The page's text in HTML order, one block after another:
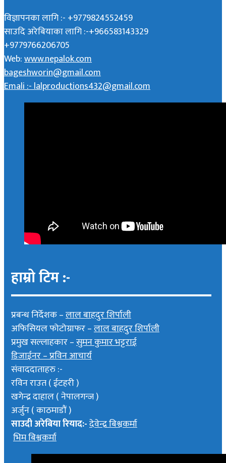
विज्ञापनका लागि :- +9779824552459
साउदि अरेबियाका लागि :-+966583143329
+9779766206705
Web:www.nepalok.com
bageshworin@gmail.com
Emali :- lalproductions432@gmail.com
हाम्रो टिम :-
प्रबन्ध निर्देशक –लाल बाहदुर शिर्पाली
अफिसियल फोटोग्राफर –लाल बाहदुर शिर्पाली
प्रमुख सल्लाहकार –सुमन कुमार भट्टराई
डिजाईनर – प्रविन आचार्य
संवाददाताहरु :-
रविन राउत ( ईटहरी )
खगेन्द्र दाहाल ( नेपालगन्ज )
अर्जुन ( काठमाडौं )
साउदी अरेबिया रियाद:-देवेन्द्र बिश्वकर्मा
भिम बिश्वकर्मा